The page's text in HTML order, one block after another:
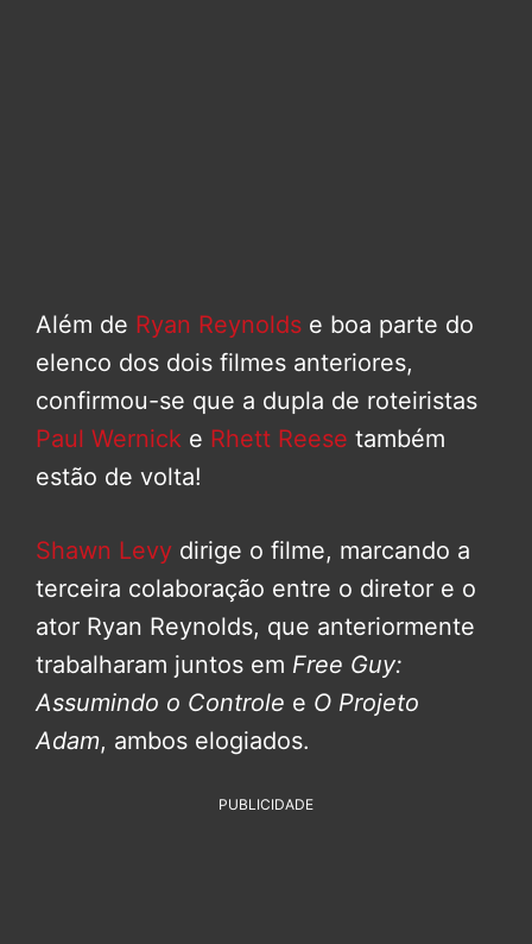
Além de Ryan Reynolds e boa parte do
elenco dos dois filmes anteriores,
confirmou-se que a dupla de roteiristas
Paul Wernick e Rhett Reese também
estão de volta!
Shawn Levy dirige o filme, marcando a
terceira colaboração entre o diretor e o
ator Ryan Reynolds, que anteriormente
trabalharam juntos em Free Guy:
Assumindo o Controle e O Projeto
Adam, ambos elogiados.
PUBLICIDADE